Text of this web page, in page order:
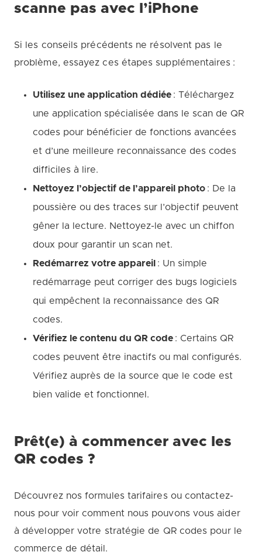
scanne pas avec l’iPhone
Si les conseils précédents ne résolvent pas le
problème, essayez ces étapes supplémentaires :
Utilisez une application dédiée : Téléchargez
une application spécialisée dans le scan de QR
codes pour bénéficier de fonctions avancées
et d’une meilleure reconnaissance des codes
difficiles à lire.
Nettoyez l’objectif de l’appareil photo : De la
poussière ou des traces sur l’objectif peuvent
gêner la lecture. Nettoyez-le avec un chiffon
doux pour garantir un scan net.
Redémarrez votre appareil : Un simple
redémarrage peut corriger des bugs logiciels
qui empêchent la reconnaissance des QR
codes.
Vérifiez le contenu du QR code : Certains QR
codes peuvent être inactifs ou mal configurés.
Vérifiez auprès de la source que le code est
bien valide et fonctionnel.
Prêt(e) à commencer avec les
QR codes ?
Découvrez nos formules tarifaires ou contactez-
nous pour voir comment nous pouvons vous aider
à développer votre stratégie de QR codes pour le
commerce de détail.